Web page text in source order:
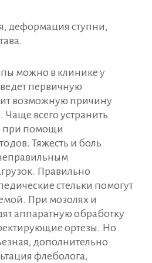
деформация ступни,
можно в клинике у
первичную
возможную причину
всего устранить
при помощи
Тяжесть и боль
Правильно
стельки помогут
При мозолях и
аппаратную обработку
ортезы. Но
дополнительно
флеболога,